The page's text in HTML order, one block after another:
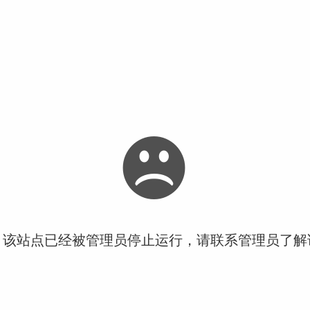
站点已经被管理员停止运行，请联系管理员了